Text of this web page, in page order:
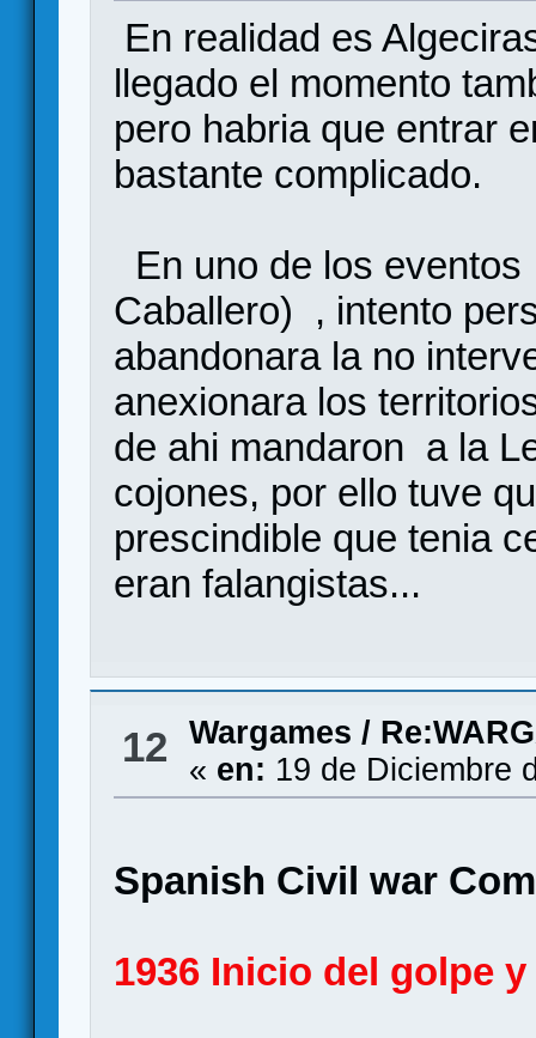
En realidad es
llegado el momento
pero habria que entrar
bastante complicado.
En uno de los
Caballero) , intento
abandonara la no
anexionara los
de ahi mandaron a la
cojones, por ello tuve
prescindible que tenia
eran falangistas...
12 Wargames /
« en: 19 de Diciembre
Spanish Civil war
1936 Inicio del golpe